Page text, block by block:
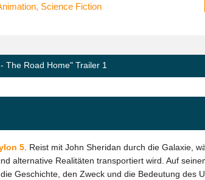
, Science Fiction
The Road Home" Trailer 1
5 . Reist mit John Sheridan durch die Galaxie,
alternative Realitäten transportiert wird. Auf
Geschichte, den Zweck und die Bedeutung des